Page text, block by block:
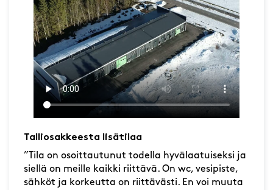
Talliosakkeesta lisätilaa
”Tila on osoittautunut todella hyvälaatuiseksi ja
siellä on meille kaikki riittävä. On wc, vesipiste,
sähköt ja korkeutta on riittävästi. En voi muuta